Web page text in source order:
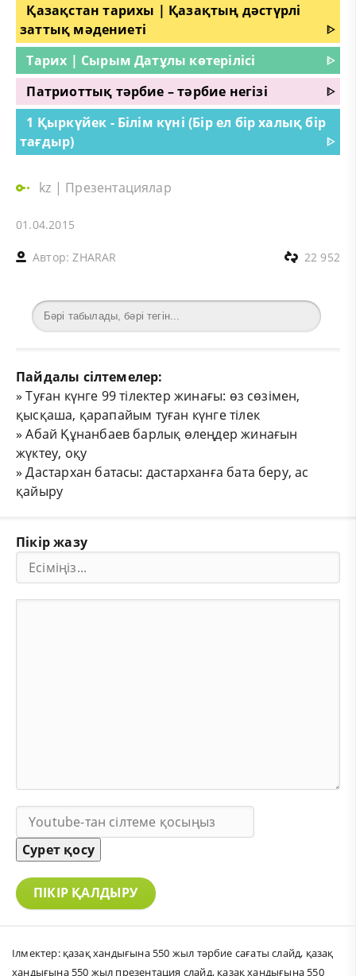
Қазақстан тарихы | Қазақтың дәстүрлі
заттық мәдениеті
ᐈ
Тарих | Сырым Датұлы көтерілісі
ᐈ
Патриоттық тәрбие – тәрбие негізі
ᐈ
1 Қыркүйек - Білім күні (Бір ел бір халық бір
тағдыр)
ᐈ
kz | Презентациялар
01.04.2015
Автор:ZHARAR 22 952
Пайдалы сілтемелер:
»Туған күнге 99 тілектер жинағы: өз сөзімен,
қысқаша, қарапайым туған күнге тілек
»Абай Құнанбаев барлық өлеңдер жинағын
жүктеу, оқу
»Дастархан батасы: дастарханға бата беру, ас
қайыру
Пікір жазу
Сурет қосу
ПІКІР ҚАЛДЫРУ
Ілмектер: қазақ хандығына 550 жыл тәрбие сағаты слайд, қазақ
хандығына 550 жыл презентация слайд, қазақ хандығына 550